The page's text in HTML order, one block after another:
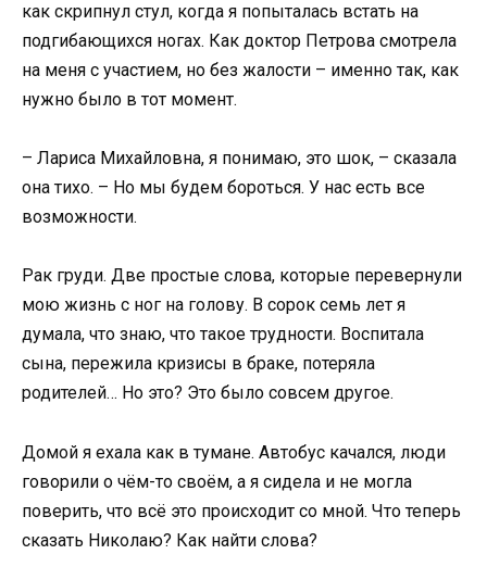
как скрипнул стул, когда я попыталась встать на
подгибающихся ногах. Как доктор Петрова смотрела
на меня с участием, но без жалости – именно так, как
нужно было в тот момент.
– Лариса Михайловна, я понимаю, это шок, – сказала
она тихо. – Но мы будем бороться. У нас есть все
возможности.
Рак груди. Две простые слова, которые перевернули
мою жизнь с ног на голову. В сорок семь лет я
думала, что знаю, что такое трудности. Воспитала
сына, пережила кризисы в браке, потеряла
родителей… Но это? Это было совсем другое.
Домой я ехала как в тумане. Автобус качался, люди
говорили о чём-то своём, а я сидела и не могла
поверить, что всё это происходит со мной. Что теперь
сказать Николаю? Как найти слова?